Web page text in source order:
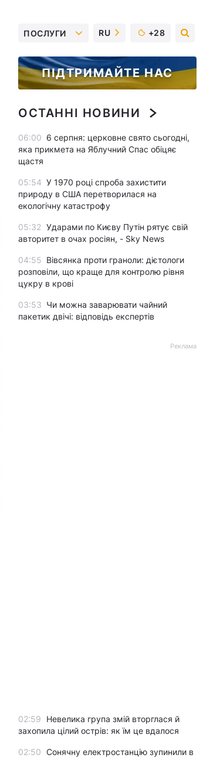
ПОСЛУГИ RU +28
ПІДТРИМАЙТЕ НАС
ОСТАННІ НОВИНИ
06:00 6 серпня: церковне свято сьогодні,
яка прикмета на Яблучний Спас обіцяє
щастя
05:54 У 1970 році спроба захистити
природу в США перетворилася на
екологічну катастрофу
05:32 Ударами по Києву Путін рятує свій
авторитет в очах росіян, - Sky News
04:55 Вівсянка проти граноли: дієтологи
розповіли, що краще для контролю рівня
цукру в крові
03:53 Чи можна заварювати чайний
пакетик двічі: відповідь експертів
Реклама
02:59
Невелика група змій вторглася й
захопила цілий острів: як їм це вдалося
02:50 Сонячну електростанцію зупинили в